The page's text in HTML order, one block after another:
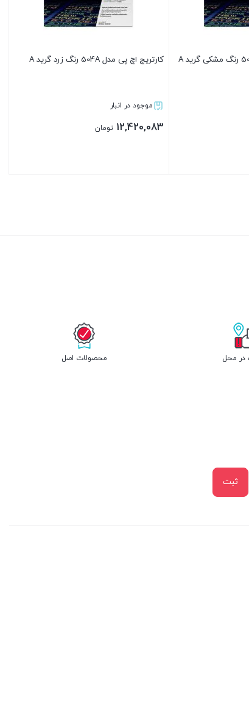
کارتریج اچ پی مدل 504A رنگ زرد گرید A
موجود در انبار
12,420,083 تومان
در محل محصولات اصل